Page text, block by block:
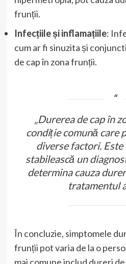
frunții.
Infecțiile și inflamațiile:
cum ar fi sinuzita și
de cap în zona frunții.
„Durerea de cap în
condiție comună care
diverse factori.
stabilească un
determina cauza
tratamentul
În concluzie, simptomele
frunții pot varia de la o